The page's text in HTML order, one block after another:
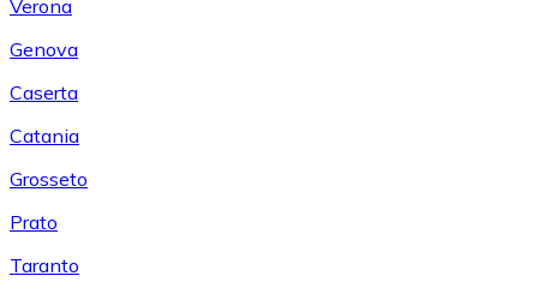
Verona
Genova
Caserta
Catania
Grosseto
Prato
Taranto